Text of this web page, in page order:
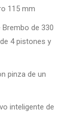
115 mm
de 330
4 pistones y
pinza de un
inteligente de